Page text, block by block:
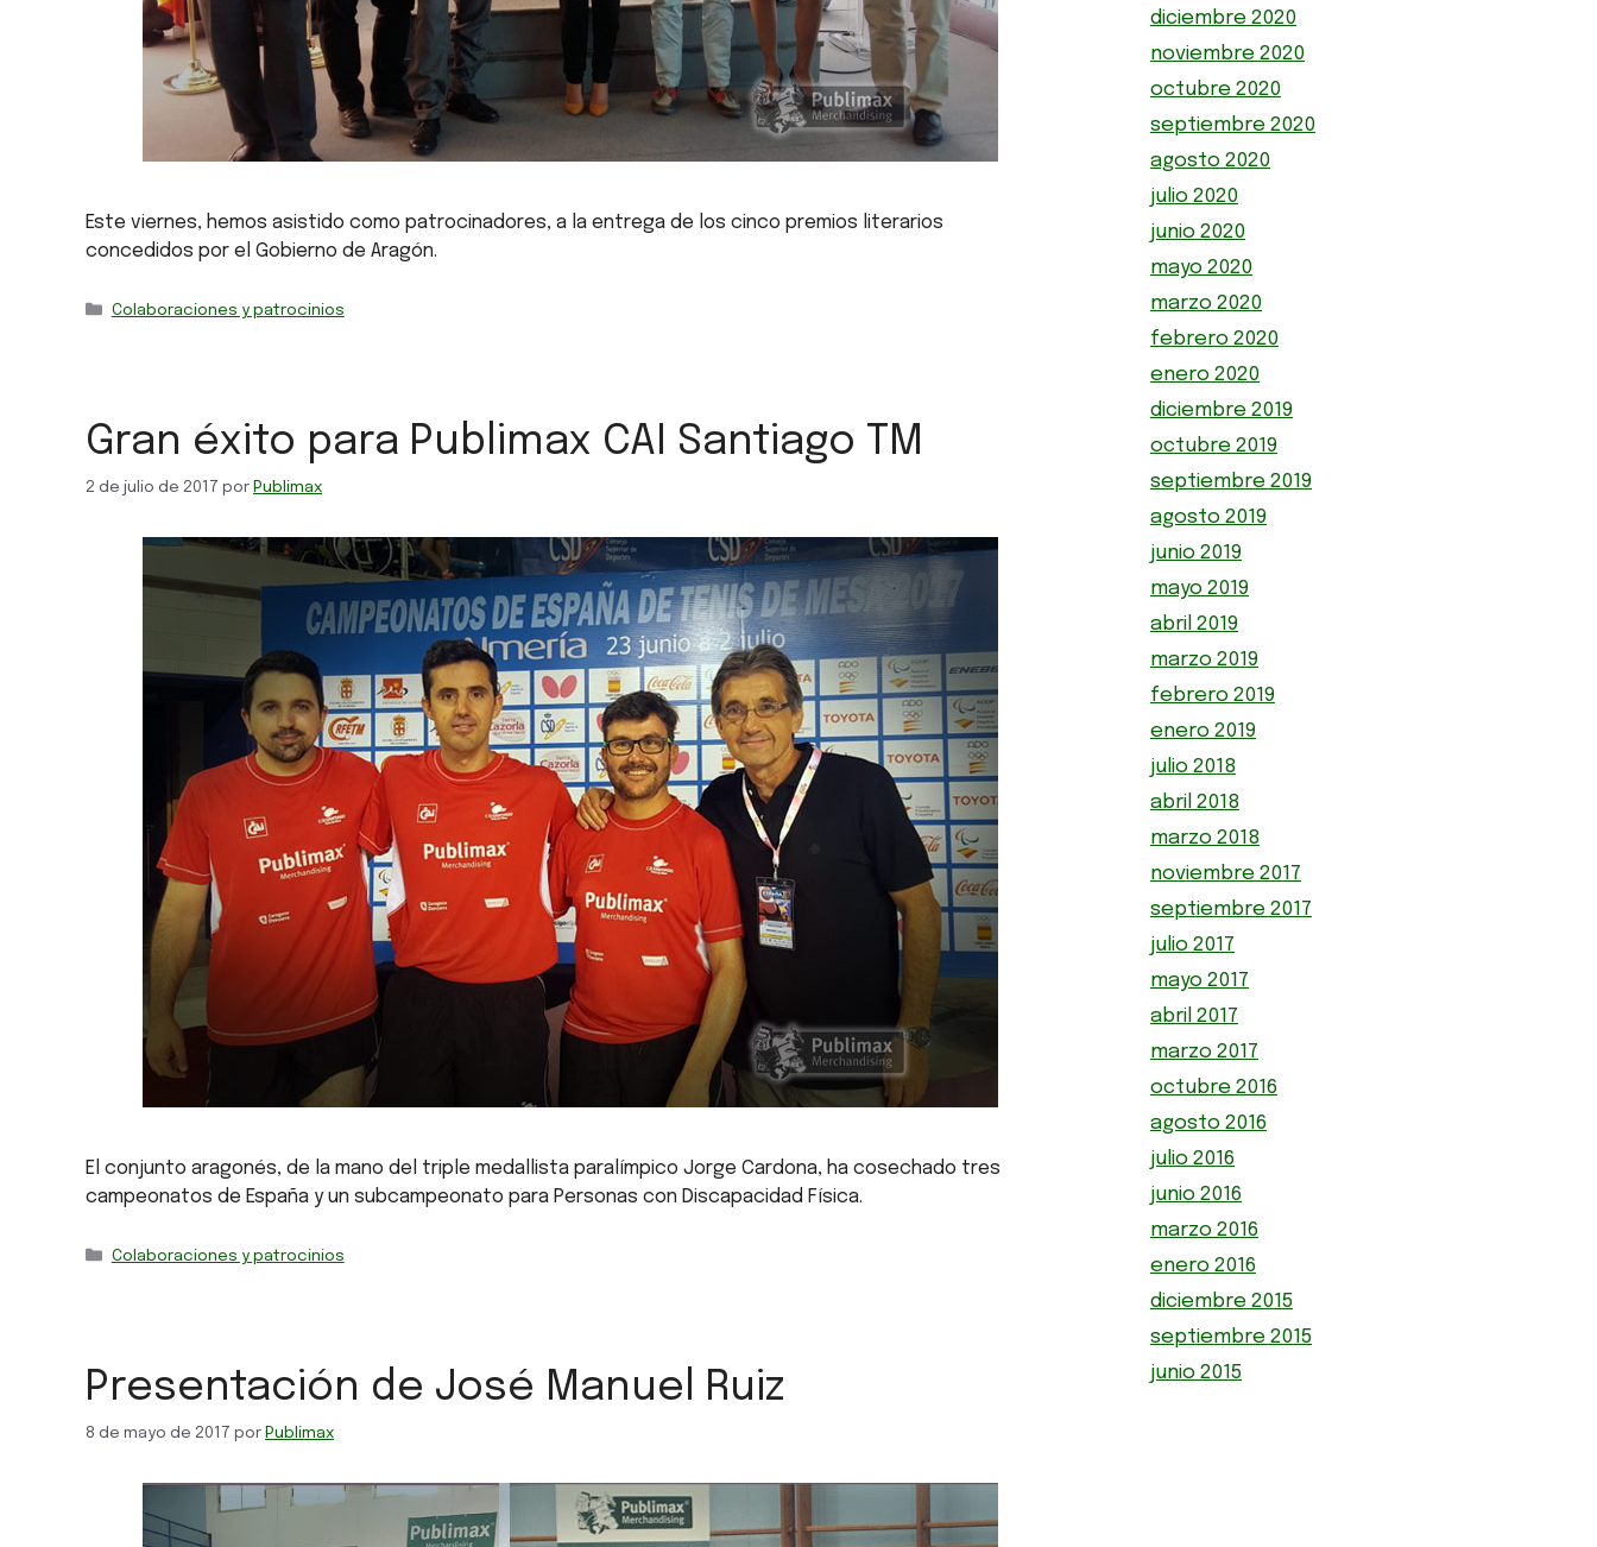
Este viernes, hemos asistido como patrocinadores, a la entrega de los cinco premios literarios
concedidos por el Gobierno de Aragón.
Colaboraciones y patrocinios
Gran éxito para Publimax CAI Santiago TM
2 de julio de 2017 por Publimax
El conjunto aragonés, de la mano del triple medallista paralímpico Jorge Cardona, ha cosechado tres
campeonatos de España y un subcampeonato para Personas con Discapacidad Física.
Colaboraciones y patrocinios
Presentación de José Manuel Ruiz
8 de mayo de 2017 por Publimax
diciembre 2020
noviembre 2020
octubre 2020
septiembre 2020
agosto 2020
julio 2020
junio 2020
mayo 2020
marzo 2020
febrero 2020
enero 2020
diciembre 2019
octubre 2019
septiembre 2019
agosto 2019
junio 2019
mayo 2019
abril 2019
marzo 2019
febrero 2019
enero 2019
julio 2018
abril 2018
marzo 2018
noviembre 2017
septiembre 2017
julio 2017
mayo 2017
abril 2017
marzo 2017
octubre 2016
agosto 2016
julio 2016
junio 2016
marzo 2016
enero 2016
diciembre 2015
septiembre 2015
junio 2015